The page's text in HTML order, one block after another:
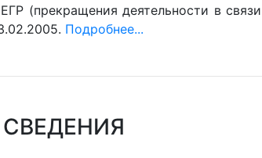
(прекращения деятельности в
Подробнее...